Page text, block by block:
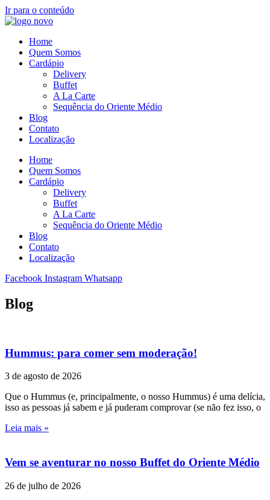
Ir para o conteúdo
Home
Quem Somos
Cardápio
Delivery
Buffet
A La Carte
Sequência do Oriente Médio
Blog
Contato
Localização
Home
Quem Somos
Cardápio
Delivery
Buffet
A La Carte
Sequência do Oriente Médio
Blog
Contato
Localização
Facebook Instagram Whatsapp
Blog
Hummus: para comer sem moderação!
3 de agosto de 2026
Que o Hummus (e, principalmente, o nosso Hummus) é uma delícia,
isso as pessoas já sabem e já puderam comprovar (se não fez isso, o
Leia mais »
Vem se aventurar no nosso Buffet do Oriente Médio
26 de julho de 2026